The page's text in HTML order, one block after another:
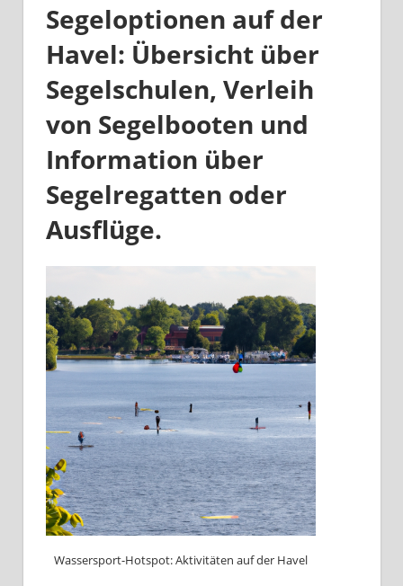
Segeloptionen auf der
Havel: Übersicht über
Segelschulen, Verleih
von Segelbooten und
Information über
Segelregatten oder
Ausflüge.
Wassersport-Hotspot: Aktivitäten auf der Havel